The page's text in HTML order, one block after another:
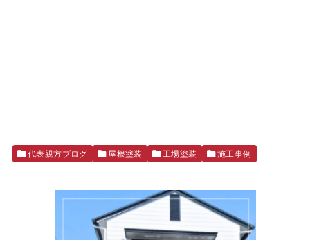
代表親方ブログ 屋根塗装 工場塗装 施工事例